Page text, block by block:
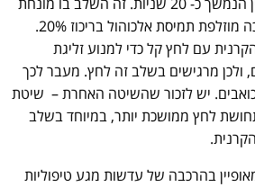
טבעת על הקרנית שלתוכה מוזלפת תמיסת אלכוהול בריכוז 20%.
עם לחץ קל כדי למנוע זליגת
ולכן מרגישים בשלב זה לחץ. מעבר לכך
יש לזכור שהשיטה האחרת – שיטת
לחץ ממושכת יותר, במיוחד בשלב
בהרכבה של עדשות מגע טיפוליות